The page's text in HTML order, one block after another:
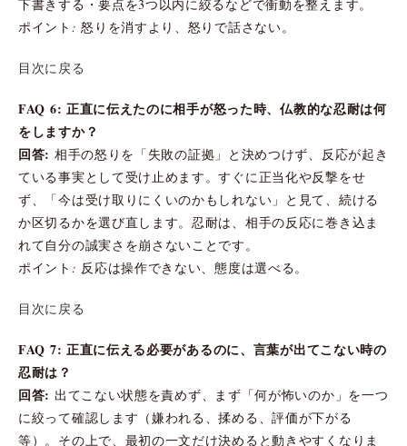
下書きする・要点を3つ以内に絞るなどで衝動を整えます。
ポイント: 怒りを消すより、怒りで話さない。
目次に戻る
FAQ 6: 正直に伝えたのに相手が怒った時、仏教的な忍耐は何
をしますか？
回答: 相手の怒りを「失敗の証拠」と決めつけず、反応が起き
ている事実として受け止めます。すぐに正当化や反撃をせ
ず、「今は受け取りにくいのかもしれない」と見て、続ける
か区切るかを選び直します。忍耐は、相手の反応に巻き込ま
れて自分の誠実さを崩さないことです。
ポイント: 反応は操作できない、態度は選べる。
目次に戻る
FAQ 7: 正直に伝える必要があるのに、言葉が出てこない時の
忍耐は？
回答: 出てこない状態を責めず、まず「何が怖いのか」を一つ
に絞って確認します（嫌われる、揉める、評価が下がる
等）。その上で、最初の一文だけ決めると動きやすくなりま